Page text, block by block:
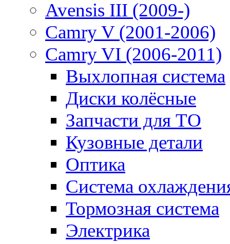
Avensis III (2009-)
Camry V (2001-2006)
Camry VI (2006-2011)
Выхлопная система
Диски колёсные
Запчасти для ТО
Кузовные детали
Оптика
Система
Тормозная система
Электрика